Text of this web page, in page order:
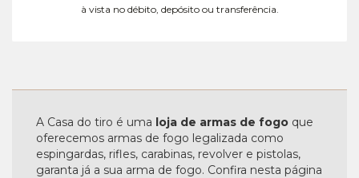
à vista no débito, depósito ou transferência.
A Casa do tiro é uma loja de armas de fogo que
oferecemos armas de fogo legalizada como
espingardas, rifles, carabinas, revolver e pistolas,
garanta já a sua arma de fogo. Confira nesta página